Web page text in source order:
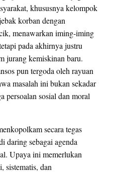
khususnya kelompok
korban dengan
menawarkan iming-iming
pada akhirnya justru
jurang kemiskinan baru.
pun tergoda oleh rayuan
masalah ini bukan sekadar
persoalan sosial dan moral
secara tegas
daring sebagai agenda
Upaya ini memerlukan
sistematis, dan